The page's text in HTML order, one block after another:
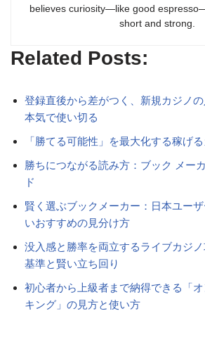
believes curiosity—like good
short and strong.
Related Posts:
登録直後から差がつく、新規カジノ
本気で使い切る
「勝てる可能性」を最大化する稼げ
勝ちにつながる読み方：ブック メー
ド
賢く選ぶブックメーカー：日本ユー
いおすすめの見分け方
没入感と勝率を両立するライブカジ
基準と賢い立ち回り
初心者から上級者まで納得できる「
キング」の見方と使い方